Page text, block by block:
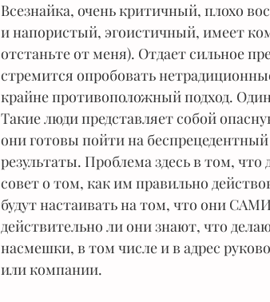
Всезнайка, очень критичный, плохо
и напористый, эгоистичный, имеет
отстаньте от меня). Отдает сильное
стремится опробовать
крайне противоположный подход.
Такие люди представляет собой
они готовы пойти на
результаты. Проблема здесь в том,
совет о том, как им правильно
будут настаивать на том, что они
действительно ли они знают, что
насмешки, в том числе и в адрес
или компании.